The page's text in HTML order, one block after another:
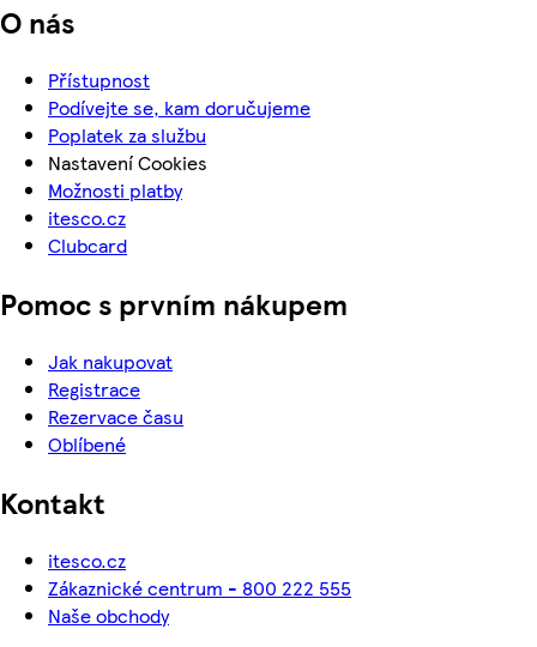
O nás
Přístupnost
Podívejte se, kam doručujeme
Poplatek za službu
Nastavení Cookies
Možnosti platby
itesco.cz
Clubcard
Pomoc s prvním nákupem
Jak nakupovat
Registrace
Rezervace času
Oblíbené
Kontakt
itesco.cz
Zákaznické centrum - 800 222 555
Naše obchody